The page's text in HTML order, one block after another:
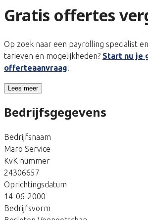
Gratis offertes
Op zoek naar een payrolling specialist
tarieven en mogelijkheden? Start nu je
offerteaanvraag!
Lees meer
Bedrijfsgegevens
Bedrijfsnaam
Maro Service
KvK nummer
24306657
Oprichtingsdatum
14-06-2000
Bedrijfsvorm